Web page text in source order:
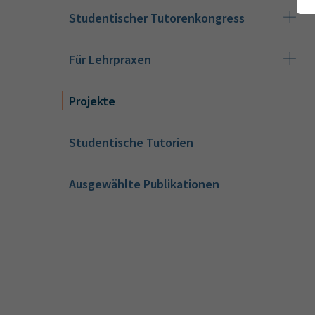
Studentischer Tutorenkongress
Für Lehrpraxen
Projekte
Studentische Tutorien
Ausgewählte Publikationen